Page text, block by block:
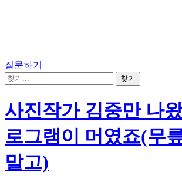
질문하기
사진작가 김중만 나
로그램이 머였죠(무
말고)